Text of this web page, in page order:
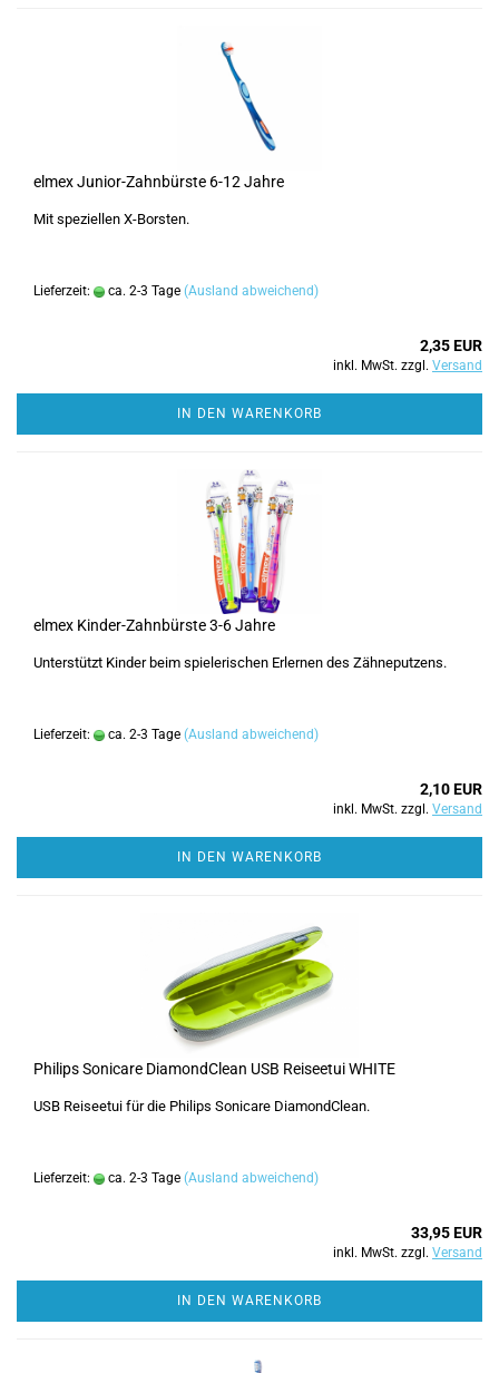
elmex Junior-Zahnbürste 6-12 Jahre
Mit speziellen X-Borsten.
Lieferzeit: ca. 2-3 Tage (Ausland abweichend)
2,35 EUR
inkl. MwSt. zzgl. Versand
IN DEN WARENKORB
elmex Kinder-Zahnbürste 3-6 Jahre
Unterstützt Kinder beim spielerischen Erlernen des Zähneputzens.
Lieferzeit: ca. 2-3 Tage (Ausland abweichend)
2,10 EUR
inkl. MwSt. zzgl. Versand
IN DEN WARENKORB
Philips Sonicare DiamondClean USB Reiseetui WHITE
USB Reiseetui für die Philips Sonicare DiamondClean.
Lieferzeit: ca. 2-3 Tage (Ausland abweichend)
33,95 EUR
inkl. MwSt. zzgl. Versand
IN DEN WARENKORB